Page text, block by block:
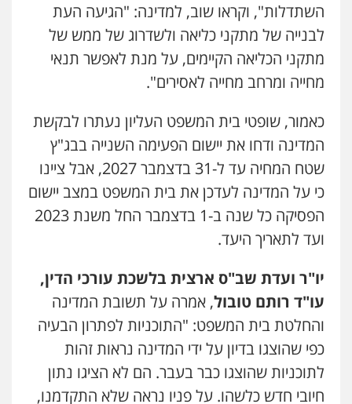
השתדלות", וקראו שוב, למדינה: "הגיעה העת
לבנייה של מתקני כליאה ולשדרוג של ממש של
מתקני הכליאה הקיימים, על מנת לאפשר תנאי
מחייה ומרחב מחייה לאסירים".
כאמור, שופטי בית המשפט העליון נעתרו לבקשת
המדינה ודחו את יישום הפעימה השנייה בבג"ץ
שטח המחיה עד ל-31 בדצמבר 2027, אבל ציינו
כי על המדינה לעדכן את בית המשפט במצב יישום
הפסיקה כל שנה ב-1 בדצמבר החל משנת 2023
ועד לתאריך היעד.
יו"ר ועדת שב"ס ארצית בלשכת עורכי הדין,
עו"ד רותם טובול, אמרה על תשובת המדינה
והחלטת בית המשפט: "התוכניות לפתרון הבעיה
כפי שהוצגו בדיון על ידי המדינה נראות זהות
לתוכניות שהוצגו כבר בעבר. הם לא הציגו נתון
חיובי חדש כלשהו. על פניו נראה שלא התקדמנו,